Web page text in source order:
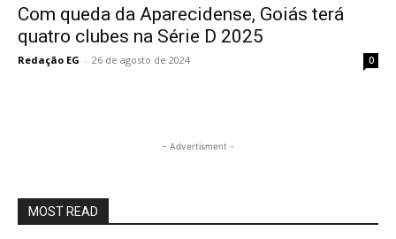
Com queda da Aparecidense, Goiás terá
quatro clubes na Série D 2025
Redação EG - 26 de agosto de 2024 0
- Advertisment -
MOST READ